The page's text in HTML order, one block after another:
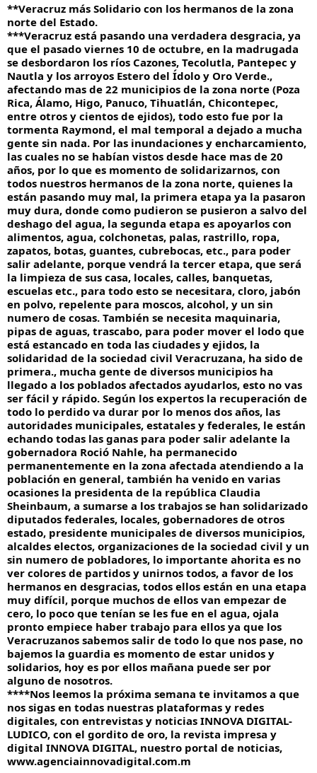
**Veracruz más Solidario con los hermanos de la zona
norte del Estado.
***Veracruz está pasando una verdadera desgracia, ya
que el pasado viernes 10 de octubre, en la madrugada
se desbordaron los ríos Cazones, Tecolutla, Pantepec y
Nautla y los arroyos Estero del Ídolo y Oro Verde.,
afectando mas de 22 municipios de la zona norte (Poza
Rica, Álamo, Higo, Panuco, Tihuatlán, Chicontepec,
entre otros y cientos de ejidos), todo esto fue por la
tormenta Raymond, el mal temporal a dejado a mucha
gente sin nada. Por las inundaciones y encharcamiento,
las cuales no se habían vistos desde hace mas de 20
años, por lo que es momento de solidarizarnos, con
todos nuestros hermanos de la zona norte, quienes la
están pasando muy mal, la primera etapa ya la pasaron
muy dura, donde como pudieron se pusieron a salvo del
deshago del agua, la segunda etapa es apoyarlos con
alimentos, agua, colchonetas, palas, rastrillo, ropa,
zapatos, botas, guantes, cubrebocas, etc., para poder
salir adelante, porque vendrá la tercer etapa, que será
la limpieza de sus casa, locales, calles, banquetas,
escuelas etc., para todo esto se necesitara, cloro, jabón
en polvo, repelente para moscos, alcohol, y un sin
numero de cosas. También se necesita maquinaria,
pipas de aguas, trascabo, para poder mover el lodo que
está estancado en toda las ciudades y ejidos, la
solidaridad de la sociedad civil Veracruzana, ha sido de
primera., mucha gente de diversos municipios ha
llegado a los poblados afectados ayudarlos, esto no vas
ser fácil y rápido. Según los expertos la recuperación de
todo lo perdido va durar por lo menos dos años, las
autoridades municipales, estatales y federales, le están
echando todas las ganas para poder salir adelante la
gobernadora Roció Nahle, ha permanecido
permanentemente en la zona afectada atendiendo a la
población en general, también ha venido en varias
ocasiones la presidenta de la república Claudia
Sheinbaum, a sumarse a los trabajos se han solidarizado
diputados federales, locales, gobernadores de otros
estado, presidente municipales de diversos municipios,
alcaldes electos, organizaciones de la sociedad civil y un
sin numero de pobladores, lo importante ahorita es no
ver colores de partidos y unirnos todos, a favor de los
hermanos en desgracias, todos ellos están en una etapa
muy difícil, porque muchos de ellos van empezar de
cero, lo poco que tenían se les fue en el agua, ojala
pronto empiece haber trabajo para ellos ya que los
Veracruzanos sabemos salir de todo lo que nos pase, no
bajemos la guardia es momento de estar unidos y
solidarios, hoy es por ellos mañana puede ser por
alguno de nosotros.
****Nos leemos la próxima semana te invitamos a que
nos sigas en todas nuestras plataformas y redes
digitales, con entrevistas y noticias INNOVA DIGITAL-
LUDICO, con el gordito de oro, la revista impresa y
digital INNOVA DIGITAL, nuestro portal de noticias,
www.agenciainnovadigital.com.m